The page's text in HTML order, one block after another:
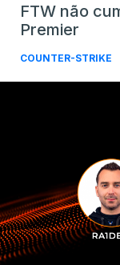
FTW não
Premier
COUNTER-STRIKE